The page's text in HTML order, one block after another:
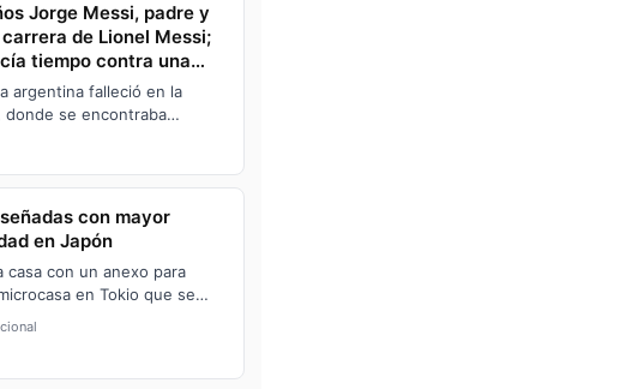
Jorge Messi, padre y
de Lionel Messi;
tiempo contra una
argentina falleció en la
donde se encontraba
con mayor
en Japón
casa con un anexo para
en Tokio que se